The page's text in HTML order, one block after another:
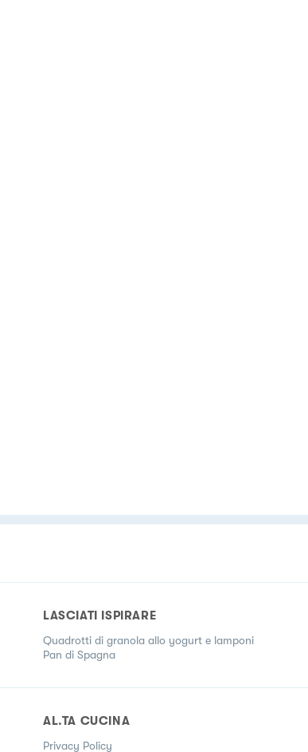
LASCIATI ISPIRARE
Quadrotti di granola allo yogurt e lamponi
Pan di Spagna
AL.TA CUCINA
Privacy Policy